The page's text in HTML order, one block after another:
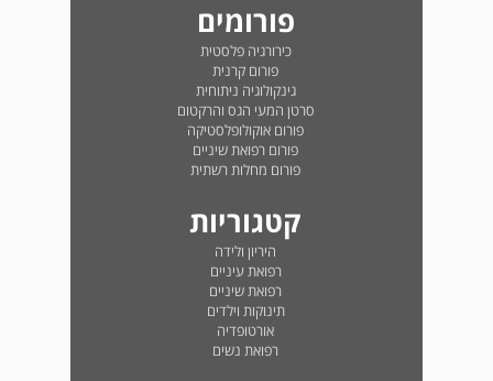
פורומים
כירורגיה פלסטית
פורום קרנית
גינקולוגיה ניתוחית
סרטן המעי הגס והרקטום
פורום אוקולופלסטיקה
פורום רפואת שיניים
פורום מחלות רשתית
קטגוריות
היריון ולידה
רפואת עיניים
רפואת שיניים
תינוקות וילדים
אורטופדיה
רפואת נשים